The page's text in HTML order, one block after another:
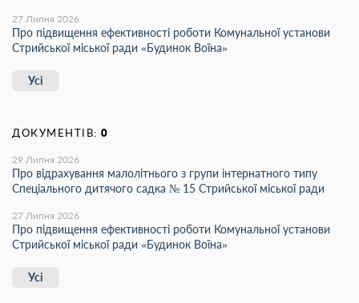
27 Липня 2026
Про підвищення ефективності роботи Комунальної установи
Стрийської міської ради «Будинок Воїна»
Усі
ДОКУМЕНТІВ: 0
29 Липня 2026
Про відрахування малолітнього з групи інтернатного типу
Спеціального дитячого садка № 15 Стрийської міської ради
27 Липня 2026
Про підвищення ефективності роботи Комунальної установи
Стрийської міської ради «Будинок Воїна»
Усі